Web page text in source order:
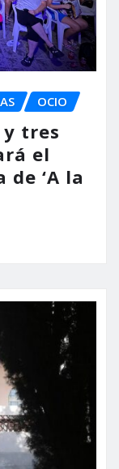
OCIO
tres
el
‘A la